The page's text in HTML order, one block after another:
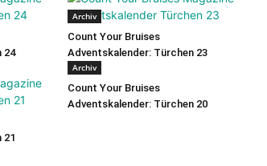
24
Archiv
Count Your Bruises
Adventskalender: Türchen 23
21
Archiv
Count Your Bruises
Adventskalender: Türchen 20